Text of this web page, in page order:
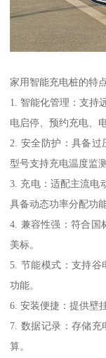
家用智能充电桩的特
1. 智能化管理：支持
电启停、预约充电、
2. 安全防护：具备过
型号支持充电温度监
3. 充电：适配主流电
具备动态功率分配功能
4. 兼容性强：符合国
美标。
5. 节能模式：支持
功能。
6. 安装便捷：提供壁
7. 数据记录：存储
算。